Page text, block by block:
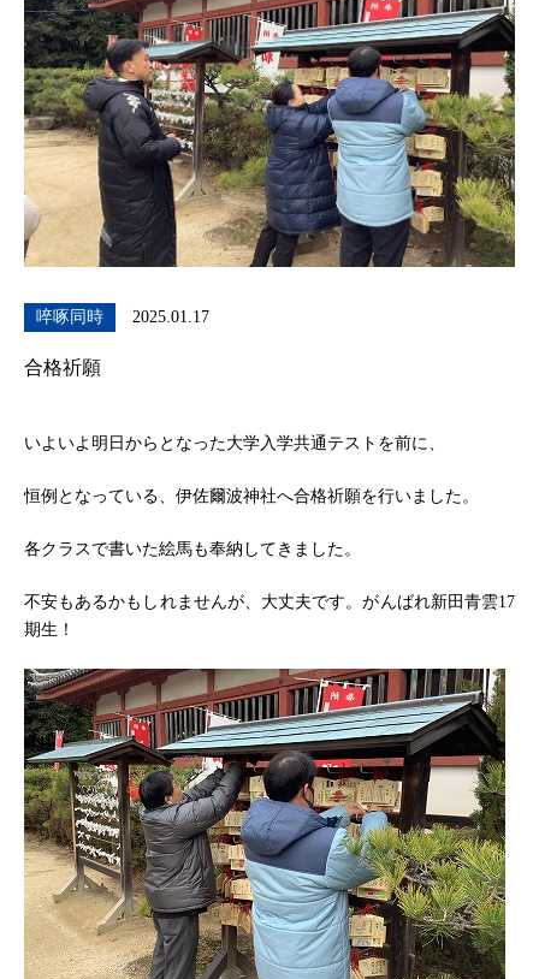
啐啄同時 2025.01.17
合格祈願
いよいよ明日からとなった大学入学共通テストを前に、
恒例となっている、伊佐爾波神社へ合格祈願を行いました。
各クラスで書いた絵馬も奉納してきました。
不安もあるかもしれませんが、大丈夫です。がんばれ新田青雲17
期生！